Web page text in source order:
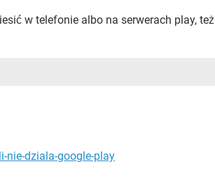
w telefonie albo na serwerach play, też
dziala-google-play